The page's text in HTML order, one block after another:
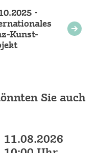
•
Kunst-
Sie auch
11.08.2026